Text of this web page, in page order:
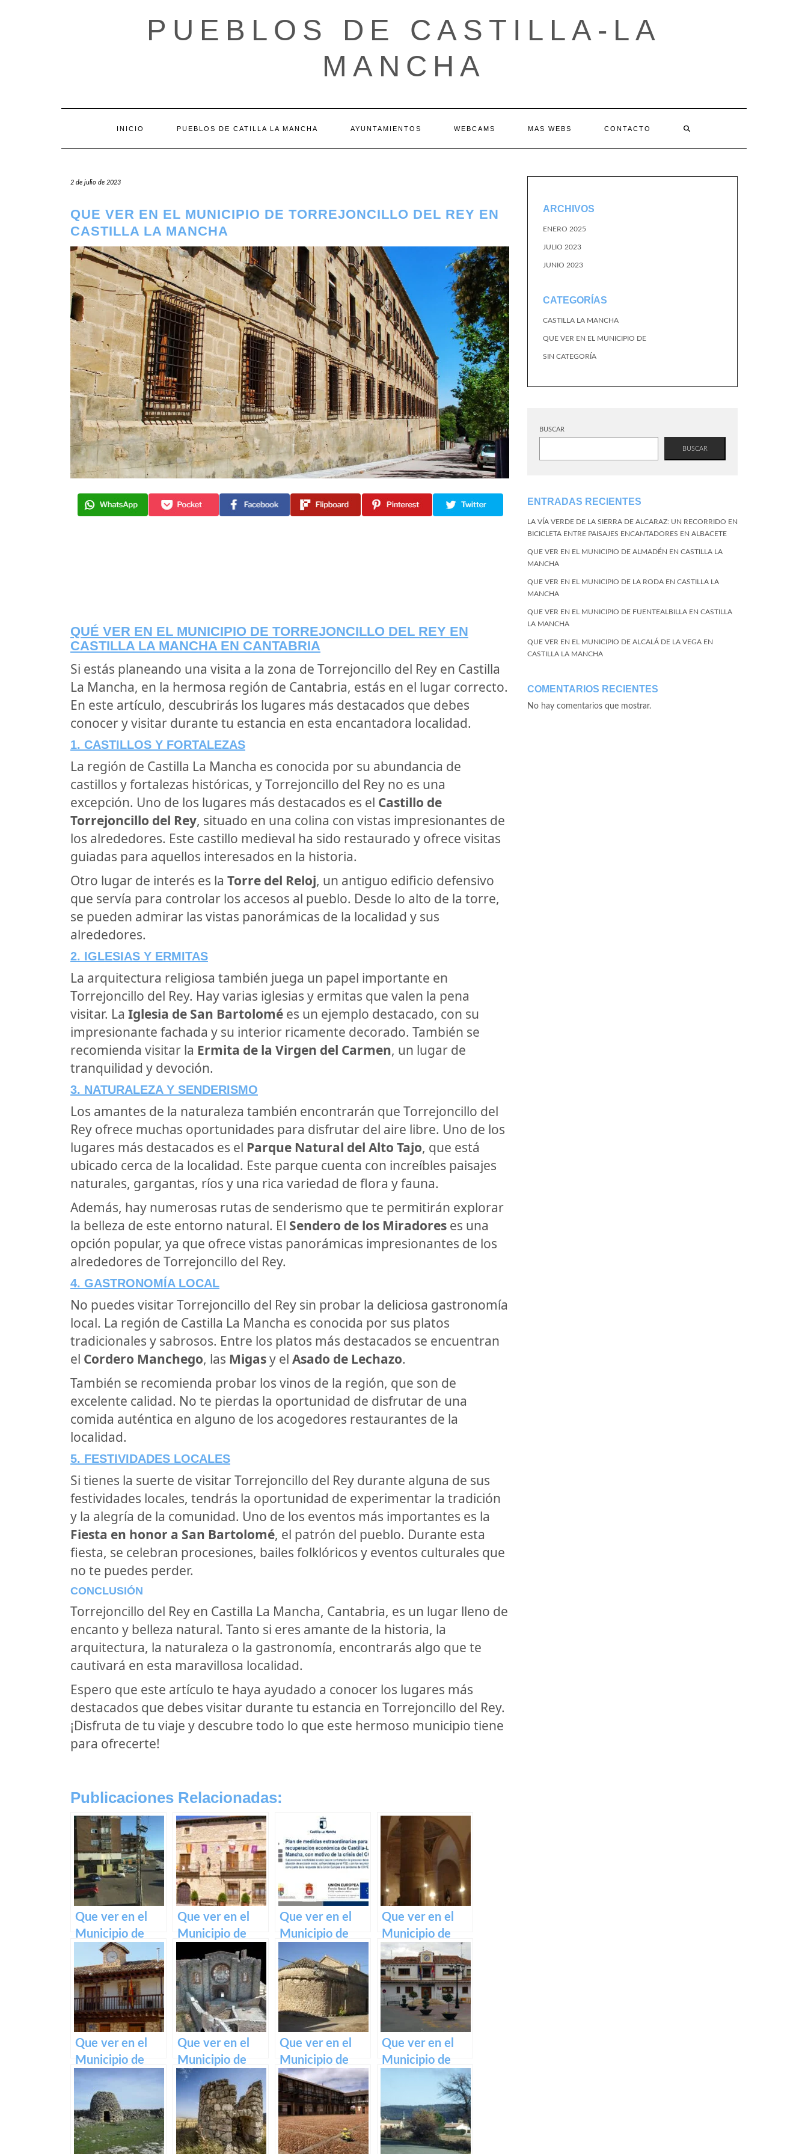
PUEBLOS DE CASTILLA-LA
MANCHA
INICIO PUEBLOS DE CATILLA LA MANCHA AYUNTAMIENTOS WEBCAMS MAS WEBS CONTACTO
2 de julio de 2023
QUE VER EN EL MUNICIPIO DE TORREJONCILLO DEL REY EN
CASTILLA LA MANCHA
QUÉ VER EN EL MUNICIPIO DE TORREJONCILLO DEL REY EN
CASTILLA LA MANCHA EN CANTABRIA
Si estás planeando una visita a la zona de Torrejoncillo del Rey en Castilla
La Mancha, en la hermosa región de Cantabria, estás en el lugar correcto.
En este artículo, descubrirás los lugares más destacados que debes
conocer y visitar durante tu estancia en esta encantadora localidad.
1. CASTILLOS Y FORTALEZAS
La región de Castilla La Mancha es conocida por su abundancia de
castillos y fortalezas históricas, y Torrejoncillo del Rey no es una
excepción. Uno de los lugares más destacados es el Castillo de
Torrejoncillo del Rey, situado en una colina con vistas impresionantes de
los alrededores. Este castillo medieval ha sido restaurado y ofrece visitas
guiadas para aquellos interesados en la historia.
Otro lugar de interés es la Torre del Reloj, un antiguo edificio defensivo
que servía para controlar los accesos al pueblo. Desde lo alto de la torre,
se pueden admirar las vistas panorámicas de la localidad y sus
alrededores.
2. IGLESIAS Y ERMITAS
La arquitectura religiosa también juega un papel importante en
Torrejoncillo del Rey. Hay varias iglesias y ermitas que valen la pena
visitar. La Iglesia de San Bartolomé es un ejemplo destacado, con su
impresionante fachada y su interior ricamente decorado. También se
recomienda visitar la Ermita de la Virgen del Carmen, un lugar de
tranquilidad y devoción.
3. NATURALEZA Y SENDERISMO
Los amantes de la naturaleza también encontrarán que Torrejoncillo del
Rey ofrece muchas oportunidades para disfrutar del aire libre. Uno de los
lugares más destacados es el Parque Natural del Alto Tajo, que está
ubicado cerca de la localidad. Este parque cuenta con increíbles paisajes
naturales, gargantas, ríos y una rica variedad de flora y fauna.
Además, hay numerosas rutas de senderismo que te permitirán explorar
la belleza de este entorno natural. El Sendero de los Miradores es una
opción popular, ya que ofrece vistas panorámicas impresionantes de los
alrededores de Torrejoncillo del Rey.
4. GASTRONOMÍA LOCAL
No puedes visitar Torrejoncillo del Rey sin probar la deliciosa gastronomía
local. La región de Castilla La Mancha es conocida por sus platos
tradicionales y sabrosos. Entre los platos más destacados se encuentran
el Cordero Manchego, las Migasy el Asado de Lechazo.
También se recomienda probar los vinos de la región, que son de
excelente calidad. No te pierdas la oportunidad de disfrutar de una
comida auténtica en alguno de los acogedores restaurantes de la
localidad.
5. FESTIVIDADES LOCALES
Si tienes la suerte de visitar Torrejoncillo del Rey durante alguna de sus
festividades locales, tendrás la oportunidad de experimentar la tradición
y la alegría de la comunidad. Uno de los eventos más importantes es la
Fiesta en honor a San Bartolomé, el patrón del pueblo. Durante esta
fiesta, se celebran procesiones, bailes folklóricos y eventos culturales que
no te puedes perder.
CONCLUSIÓN
Torrejoncillo del Rey en Castilla La Mancha, Cantabria, es un lugar lleno de
encanto y belleza natural. Tanto si eres amante de la historia, la
arquitectura, la naturaleza o la gastronomía, encontrarás algo que te
cautivará en esta maravillosa localidad.
Espero que este artículo te haya ayudado a conocer los lugares más
destacados que debes visitar durante tu estancia en Torrejoncillo del Rey.
¡Disfruta de tu viaje y descubre todo lo que este hermoso municipio tiene
para ofrecerte!
Publicaciones Relacionadas:
Que ver en el
Municipio de
Olías del Rey en
Castilla La
Mancha
Que ver en el
Municipio de
Chillarón del Rey
en Castilla La
Mancha
Que ver en el
Municipio de
Rey en Castilla
La Mancha
Que ver en el
Municipio de
Alcázar del Rey
en Castilla La
Mancha
Que ver en el
Municipio de
Olmeda del Rey
en Castilla La
Mancha
Que ver en el
Municipio de
Aldea del Rey en
Castilla La
Mancha
Que ver en el
Municipio de
San Andrés del
Rey en Castilla
La Mancha
Que ver en el
Municipio de
Villalba del Rey
en Castilla La
Mancha
ARCHIVOS
ENERO 2025
JULIO 2023
JUNIO 2023
CATEGORÍAS
CASTILLA LA MANCHA
QUE VER EN EL MUNICIPIO DE
SIN CATEGORÍA
BUSCAR
BUSCAR
ENTRADAS RECIENTES
LA VÍA VERDE DE LA SIERRA DE ALCARAZ: UN RECORRIDO EN
BICICLETA ENTRE PAISAJES ENCANTADORES EN ALBACETE
QUE VER EN EL MUNICIPIO DE ALMADÉN EN CASTILLA LA
MANCHA
QUE VER EN EL MUNICIPIO DE LA RODA EN CASTILLA LA
MANCHA
QUE VER EN EL MUNICIPIO DE FUENTEALBILLA EN CASTILLA
LA MANCHA
QUE VER EN EL MUNICIPIO DE ALCALÁ DE LA VEGA EN
CASTILLA LA MANCHA
COMENTARIOS RECIENTES
No hay comentarios que mostrar.